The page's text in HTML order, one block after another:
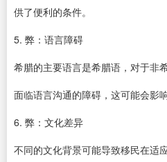
供了便利的条件。
5. 弊：语言障碍
希腊的主要语言是希腊语，对于非
面临语言沟通的障碍，这可能会影
6. 弊：文化差异
不同的文化背景可能导致移民在适